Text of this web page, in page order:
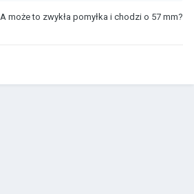
. A może to zwykła pomyłka i chodzi o 57 mm?